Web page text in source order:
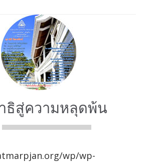
ธิสู่ความหลุดพ้น
wp/wp-